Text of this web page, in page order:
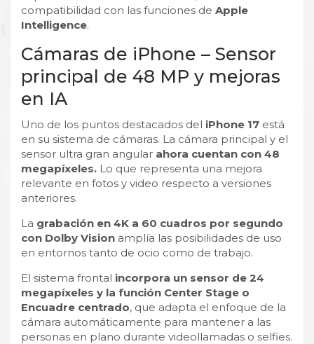
compatibilidad con las funciones de Apple
Intelligence.
Cámaras de iPhone – Sensor
principal de 48 MP y mejoras
en IA
Uno de los puntos destacados del iPhone 17 está
en su sistema de cámaras. La cámara principal y el
sensor ultra gran angular ahora cuentan con 48
megapíxeles. Lo que representa una mejora
relevante en fotos y video respecto a versiones
anteriores.
La grabación en 4K a 60 cuadros por segundo
con Dolby Vision amplía las posibilidades de uso
en entornos tanto de ocio como de trabajo.
El sistema frontal incorpora un sensor de 24
megapíxeles y la función Center Stage o
Encuadre centrado, que adapta el enfoque de la
cámara automáticamente para mantener a las
personas en plano durante videollamadas o selfies.